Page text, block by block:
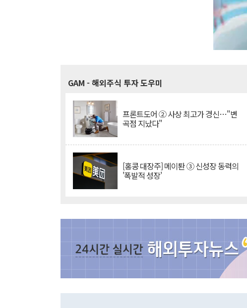
GAM - 해외주식 투자 도우미
프론트도어 ② 사상 최고가 경신…"변
곡점 지났다"
[홍콩 대장주] 메이퇀 ③ 신성장 동력의
'폭발적 성장'